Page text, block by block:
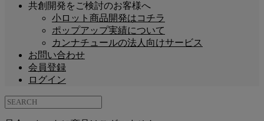
共創開発をご検討のお客様へ
小ロット商品開発はコチラ
ポップアップ実績について
カンナチュールの法人向けサービス
お問い合わせ
会員登録
ログイン